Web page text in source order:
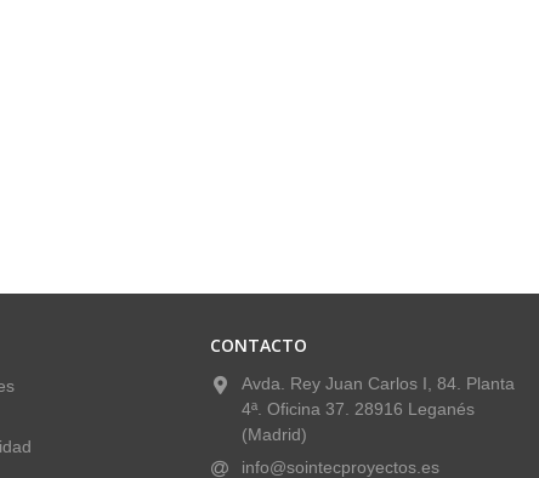
CONTACTO
Avda. Rey Juan Carlos I, 84. Planta
4ª. Oficina 37. 28916 Leganés
(Madrid)
info@sointecproyectos.es